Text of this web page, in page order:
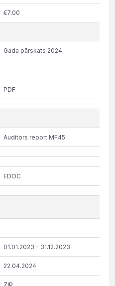
€7.00
Gada pārskats 2024
PDF
Auditors report MF45
EDOC
01.01.2023 - 31.12.2023
22.04.2024